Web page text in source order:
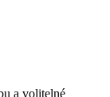
a volitelné